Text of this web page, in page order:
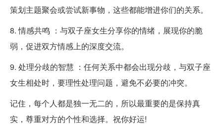
策划主题聚会或尝试新事物，这些都能增进你们的关系。
8. 情感共鸣 ：与双子座女生分享你的情绪，展现你的脆
弱，促进双方情感上的深度交流。
9. 处理分歧的智慧 ：任何关系中都会出现分歧，与双子座
女生相处时，要理性处理问题，避免不必要的冲突。
记住，每个人都是独一无二的，所以最重要的是保持真
实，尊重对方的个性和选择。祝你好运!